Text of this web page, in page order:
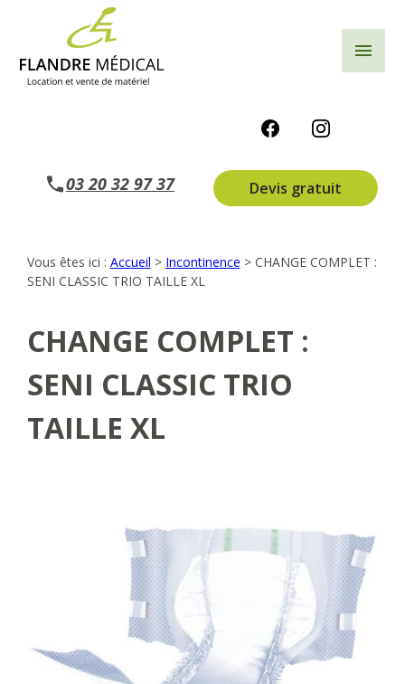
menu
03 20 32 97 37 Devis gratuit
Vous êtes ici : Accueil > Incontinence > CHANGE COMPLET :
SENI CLASSIC TRIO TAILLE XL
CHANGE COMPLET :
SENI CLASSIC TRIO
TAILLE XL
Panneau de gestion des cookies